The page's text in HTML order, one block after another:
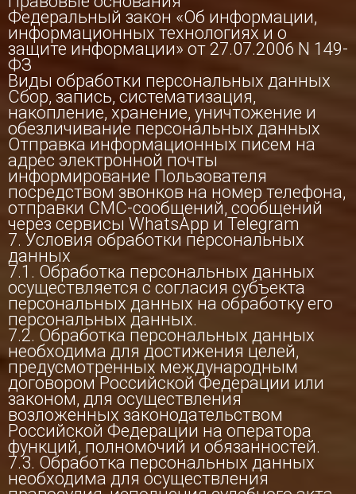
Федеральный закон «Об информации,
информационных технологиях и о
защите информации» от 27.07.2006 N 149-
ФЗ
Виды обработки персональных данных
Сбор, запись, систематизация,
накопление, хранение, уничтожение и
обезличивание персональных данных
Отправка информационных писем на
адрес электронной почты
информирование Пользователя
посредством звонков на номер телефона,
отправки СМС-сообщений, сообщений
через сервисы WhatsApp и Telegram
7. Условия обработки персональных
данных
7.1. Обработка персональных данных
осуществляется с согласия субъекта
персональных данных на обработку его
персональных данных.
7.2. Обработка персональных данных
необходима для достижения целей,
предусмотренных международным
договором Российской Федерации или
законом, для осуществления
возложенных законодательством
Российской Федерации на оператора
функций, полномочий и обязанностей.
7.3. Обработка персональных данных
необходима для осуществления